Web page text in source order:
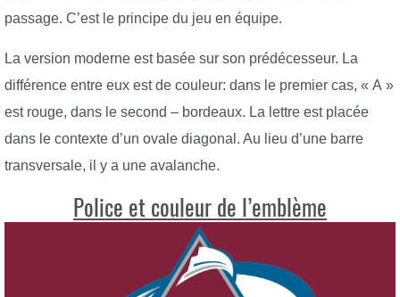
passage. C’est le principe du jeu en équipe.
La version moderne est basée sur son prédécesseur. La
différence entre eux est de couleur: dans le premier cas, « A »
est rouge, dans le second – bordeaux. La lettre est placée
dans le contexte d’un ovale diagonal. Au lieu d’une barre
transversale, il y a une avalanche.
Police et couleur de l’emblème